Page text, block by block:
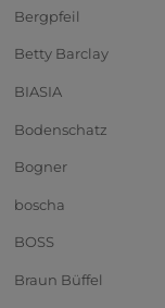
Bergpfeil
Betty Barclay
BIASIA
Bodenschatz
Bogner
boscha
BOSS
Braun Büffel